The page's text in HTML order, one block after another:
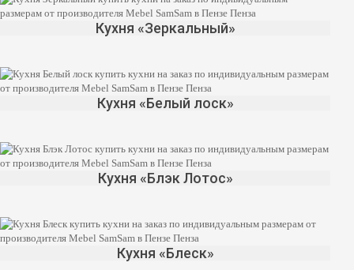
Кухня «Зеркальный»
Кухня «Белый лоск»
Кухня «Блэк Лотос»
Кухня «Блеск»